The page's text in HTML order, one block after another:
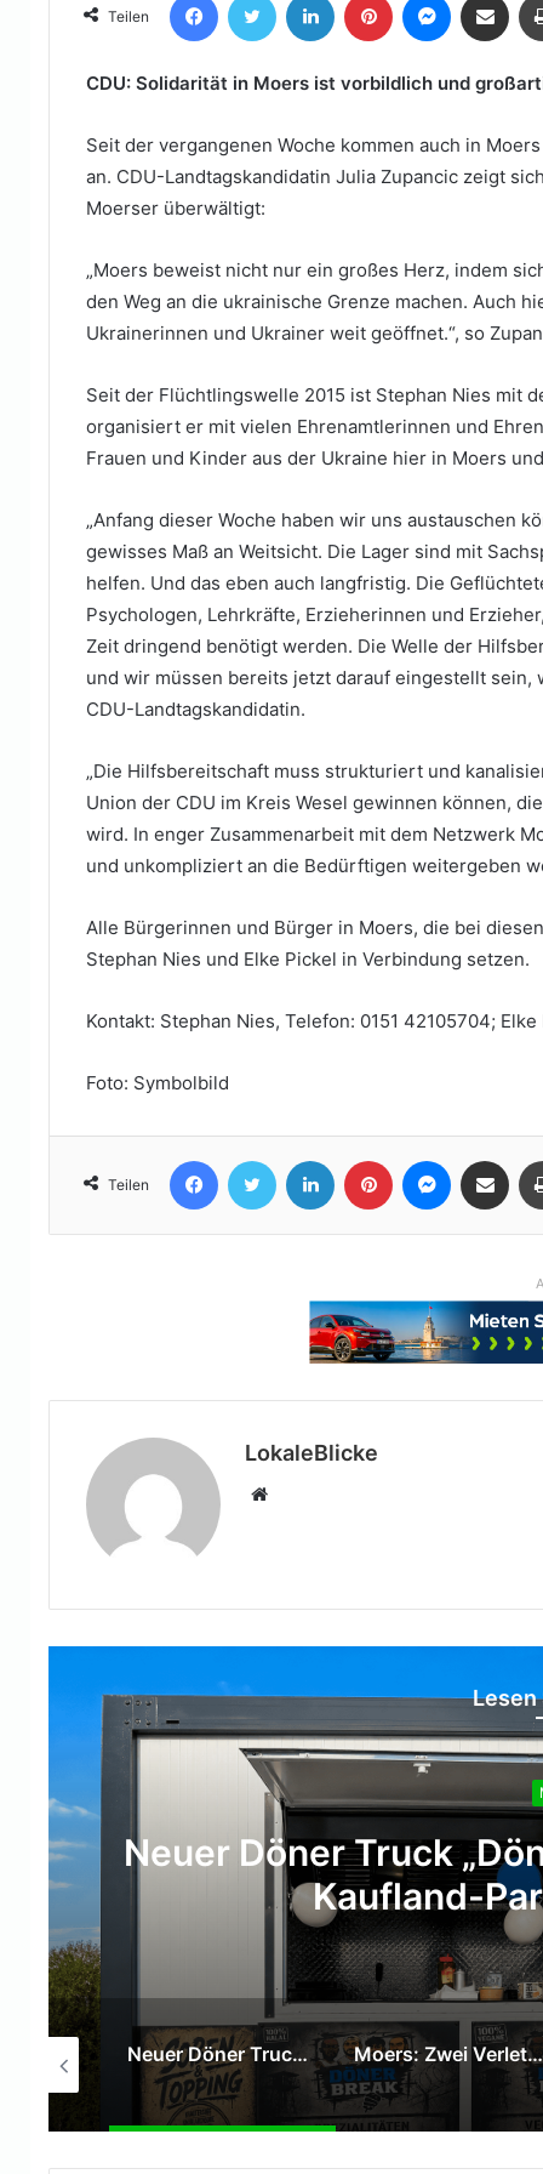
eine
E-
Teilen
CDU: Solidarität in Moers ist vorbildlich und
Seit der vergangenen Woche kommen auch in
an. CDU-Landtagskandidatin Julia Zupancic zeigt
Moerser überwältigt:
„Moers beweist nicht nur ein großes Herz, indem
den Weg an die ukrainische Grenze machen. Auch
Ukrainerinnen und Ukrainer weit geöffnet.“, so
Seit der Flüchtlingswelle 2015 ist Stephan Nies mit
organisiert er mit vielen Ehrenamtlerinnen und
Frauen und Kinder aus der Ukraine hier in Moers
„Anfang dieser Woche haben wir uns austauschen
gewisses Maß an Weitsicht. Die Lager sind mit
helfen. Und das eben auch langfristig. Die
Psychologen, Lehrkräfte, Erzieherinnen und
Zeit dringend benötigt werden. Die Welle der
und wir müssen bereits jetzt darauf eingestellt sein,
CDU-Landtagskandidatin.
„Die Hilfsbereitschaft muss strukturiert und
Union der CDU im Kreis Wesel gewinnen können,
wird. In enger Zusammenarbeit mit dem Netzwerk
und unkompliziert an die Bedürftigen weitergeben
Alle Bürgerinnen und Bürger in Moers, die bei
Stephan Nies und Elke Pickel in Verbindung setzen.
Kontakt: Stephan Nies, Telefon: 0151 42105704;
Foto: Symbolbild
Teilen
FacebookTwitter LinkedIn Pinterest Messenger
Teile per E-Mail
LokaleBlicke
Webseite
Lesen
Moers: Zwei Verletzte
Neuer Döner Truck „DönerBreak“ eröffnet auf dem Kaufland-Parkplatz in Moers Moers: Zwei Verletzte bei Verkehrsunfall auf der Venloer Straße Tummelferien: Sparkasse am Niederrhein überreicht 1.000-Euro-Spende